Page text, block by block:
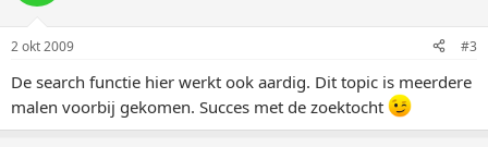
2 okt 2009 #3
De search functie hier werkt ook aardig. Dit topic is meerdere
malen voorbij gekomen. Succes met de zoektocht